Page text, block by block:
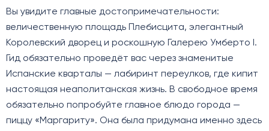
Вы увидите главные достопримечательности:
величественную площадь Плебисцита, элегантный
Королевский дворец и роскошную Галерею Умберто I.
Гид обязательно проведёт вас через знаменитые
Испанские кварталы — лабиринт переулков, где кипит
настоящая неаполитанская жизнь. В свободное время
обязательно попробуйте главное блюдо города —
пиццу «Маргариту». Она была придумана именно здесь